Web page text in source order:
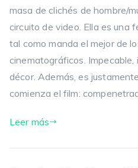
masa de clichés de hombre/
circuito de video. Ella es una
tal como manda el mejor de
cinematográficos.
décor. Además, es
comienza el film:
Leer más